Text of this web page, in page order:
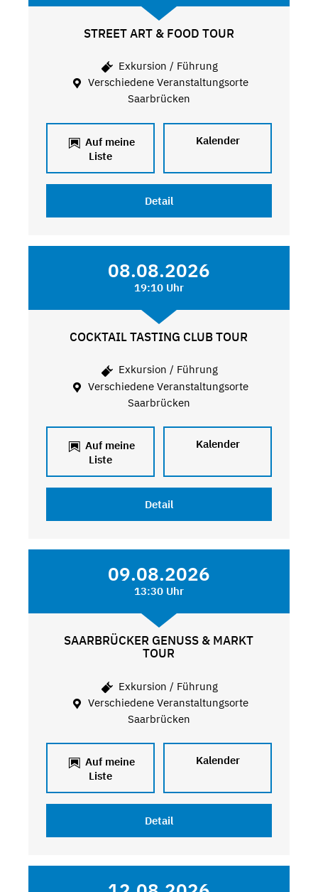
STREET ART & FOOD TOUR
Exkursion / Führung
Verschiedene Veranstaltungsorte
Saarbrücken
Auf meine
Liste
Kalender
Detail
08.08.2026
19:10 Uhr
COCKTAIL TASTING CLUB TOUR
Exkursion / Führung
Verschiedene Veranstaltungsorte
Saarbrücken
Auf meine
Liste
Kalender
Detail
09.08.2026
13:30 Uhr
SAARBRÜCKER GENUSS & MARKT
TOUR
Exkursion / Führung
Verschiedene Veranstaltungsorte
Saarbrücken
Auf meine
Liste
Kalender
Detail